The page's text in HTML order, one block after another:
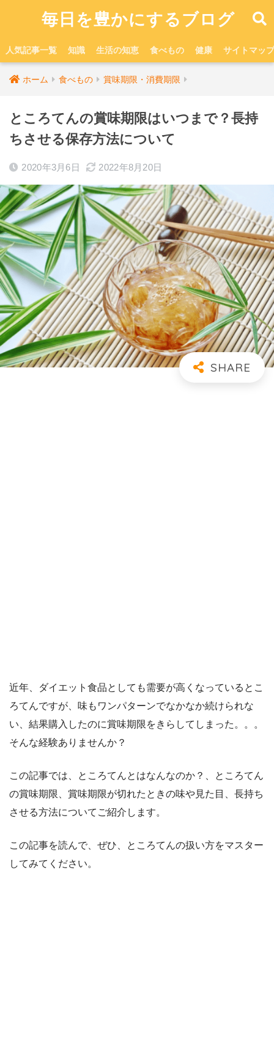
毎日を豊かにするブログ
人気記事一覧 知識 生活の知恵 食べもの 健康 サイトマップ
ホーム 食べもの 賞味期限・消費期限
ところてんの賞味期限はいつまで？長持
ちさせる保存方法について
2020年3月6日 2022年8月20日
近年、ダイエット食品としても需要が高くなっているとこ
ろてんですが、味もワンパターンでなかなか続けられな
い、結果購入したのに賞味期限をきらしてしまった。。。
そんな経験ありませんか？
この記事では、ところてんとはなんなのか？、ところてん
の賞味期限、賞味期限が切れたときの味や見た目、長持ち
させる方法についてご紹介します。
この記事を読んで、ぜひ、ところてんの扱い方をマスター
してみてください。